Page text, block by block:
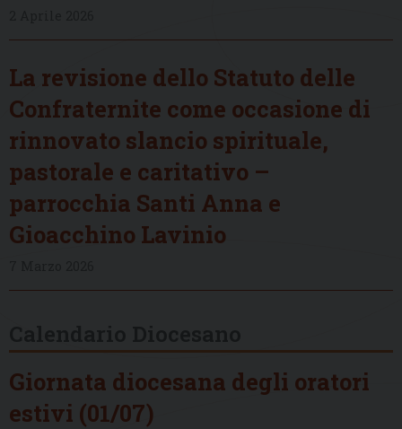
La revisione dello Statuto delle
Confraternite come occasione di
rinnovato slancio spirituale,
pastorale e caritativo –
parrocchia Santi Anna e
Gioacchino Lavinio
Giornata diocesana degli oratori
estivi (01/07)